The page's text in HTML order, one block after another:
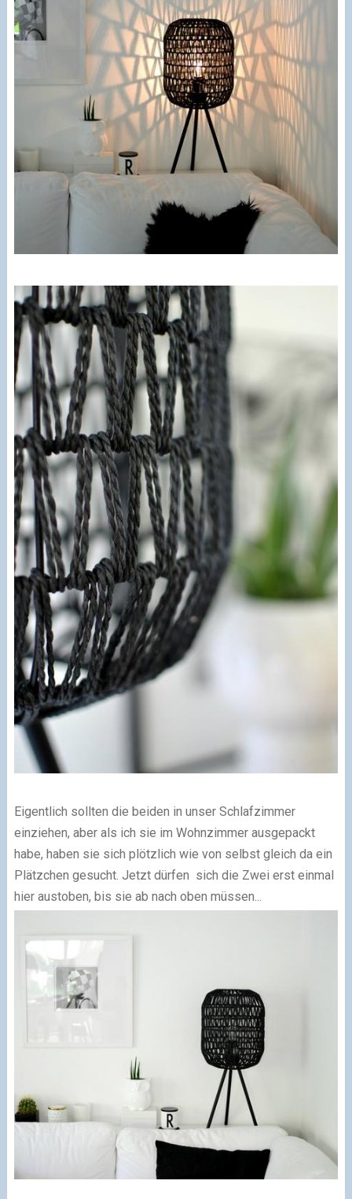
Eigentlich sollten die beiden in unser Schlafzimmer
einziehen, aber als ich sie im Wohnzimmer ausgepackt
habe, haben sie sich plötzlich wie von selbst gleich da ein
Plätzchen gesucht. Jetzt dürfen sich die Zwei erst einmal
hier austoben, bis sie ab nach oben müssen...